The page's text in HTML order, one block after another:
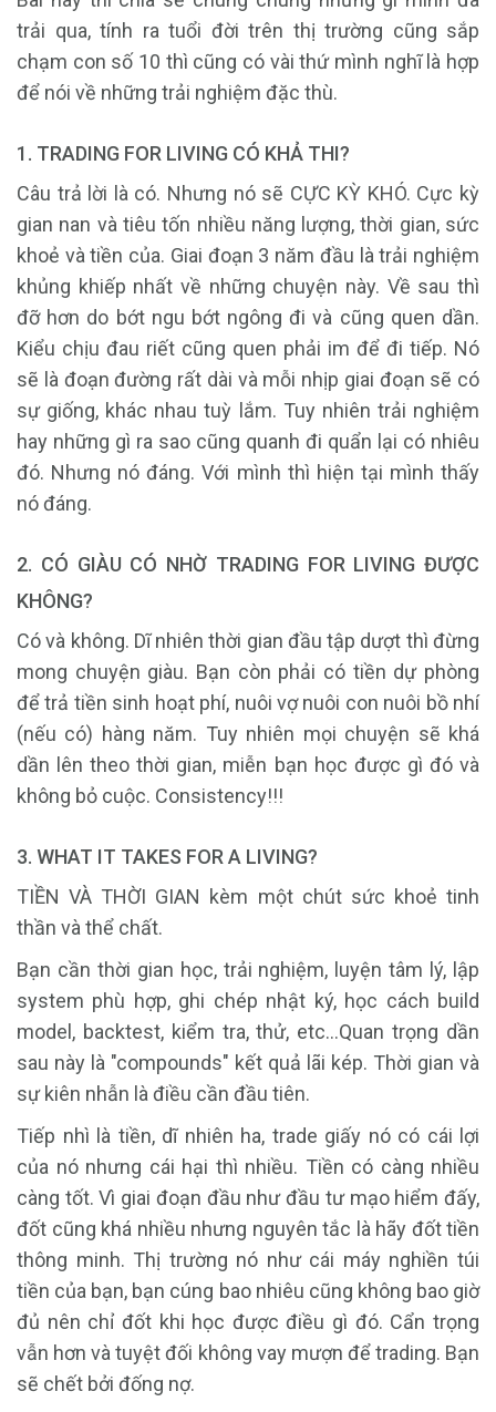
trải qua, tính ra tuổi đời trên thị trường cũng sắp
chạm con số 10 thì cũng có vài thứ mình nghĩ là hợp
để nói về những trải nghiệm đặc thù.
1. TRADING FOR LIVING CÓ KHẢ THI?
Câu trả lời là có. Nhưng nó sẽ CỰC KỲ KHÓ. Cực kỳ
gian nan và tiêu tốn nhiều năng lượng, thời gian, sức
khoẻ và tiền của. Giai đoạn 3 năm đầu là trải nghiệm
khủng khiếp nhất về những chuyện này. Về sau thì
đỡ hơn do bớt ngu bớt ngông đi và cũng quen dần.
Kiểu chịu đau riết cũng quen phải im để đi tiếp. Nó
sẽ là đoạn đường rất dài và mỗi nhịp giai đoạn sẽ có
sự giống, khác nhau tuỳ lắm. Tuy nhiên trải nghiệm
hay những gì ra sao cũng quanh đi quẩn lại có nhiêu
đó. Nhưng nó đáng. Với mình thì hiện tại mình thấy
nó đáng.
2. CÓ GIÀU CÓ NHỜ TRADING FOR LIVING ĐƯỢC
KHÔNG?
Có và không. Dĩ nhiên thời gian đầu tập dượt thì đừng
mong chuyện giàu. Bạn còn phải có tiền dự phòng
để trả tiền sinh hoạt phí, nuôi vợ nuôi con nuôi bồ nhí
(nếu có) hàng năm. Tuy nhiên mọi chuyện sẽ khá
dần lên theo thời gian, miễn bạn học được gì đó và
không bỏ cuộc. Consistency!!!
3. WHAT IT TAKES FOR A LIVING?
TIỀN VÀ THỜI GIAN kèm một chút sức khoẻ tinh
thần và thể chất.
Bạn cần thời gian học, trải nghiệm, luyện tâm lý, lập
system phù hợp, ghi chép nhật ký, học cách build
model, backtest, kiểm tra, thử, etc...Quan trọng dần
sau này là "compounds" kết quả lãi kép. Thời gian và
sự kiên nhẫn là điều cần đầu tiên.
Tiếp nhì là tiền, dĩ nhiên ha, trade giấy nó có cái lợi
của nó nhưng cái hại thì nhiều. Tiền có càng nhiều
càng tốt. Vì giai đoạn đầu như đầu tư mạo hiểm đấy,
đốt cũng khá nhiều nhưng nguyên tắc là hãy đốt tiền
thông minh. Thị trường nó như cái máy nghiền túi
tiền của bạn, bạn cúng bao nhiêu cũng không bao giờ
đủ nên chỉ đốt khi học được điều gì đó. Cẩn trọng
vẫn hơn và tuyệt đối không vay mượn để trading. Bạn
sẽ chết bởi đống nợ.